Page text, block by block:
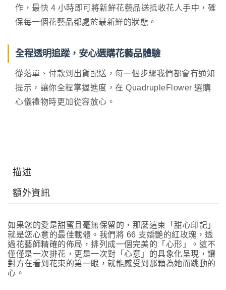
作，最快 4 小時即可將新鮮花藝品送抵收花人手中，確
保每一個花藝品都處於最新鮮的狀態。
全程透明追蹤，安心選購花藝品體驗
從落單、付款到出貨配送，每一個步驟我們都會有通知
提示，讓你全程掌握進度，在 QuadrupleFlower 選購
心儀禮物時更加從容放心。
描述
額外資訊
如果您的愛是甜蜜且毫無保留的，那麼這束「甜心印記」
就是您心意的最佳載體。我們將 66 支嬌艷的紅玫瑰，透
過花藝師精確的佈局，排列成一個完美的「心形」。這不
僅僅是一次排花，更是一次對「心意」的具象化呈現，讓
對方在看到花束的第一眼，就能感受到那顆為她而跳動的
心。